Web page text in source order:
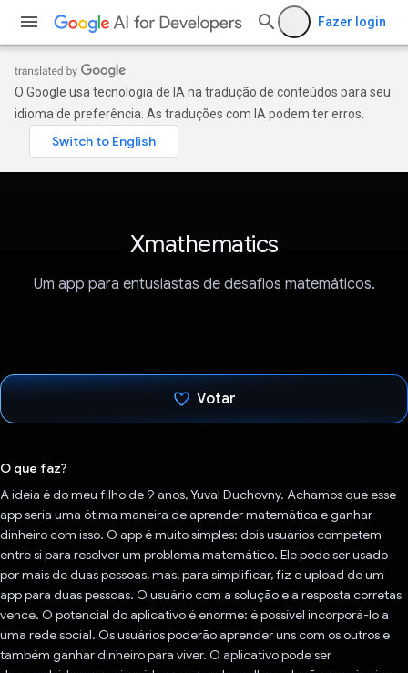
Fazer login
O Google usa tecnologia de IA na tradução de conteúdos para seu
idioma de preferência. As traduções com IA podem ter erros.
Xmathematics
Um app para entusiastas de desafios matemáticos.
Votar
O que faz?
A ideia é do meu filho de 9 anos, Yuval Duchovny. Achamos que esse
app seria uma ótima maneira de aprender matemática e ganhar
dinheiro com isso. O app é muito simples: dois usuários competem
entre si para resolver um problema matemático. Ele pode ser usado
por mais de duas pessoas, mas, para simplificar, fiz o upload de um
app para duas pessoas. O usuário com a solução e a resposta corretas
vence. O potencial do aplicativo é enorme: é possível incorporá-lo a
uma rede social. Os usuários poderão aprender uns com os outros e
também ganhar dinheiro para viver. O aplicativo pode ser